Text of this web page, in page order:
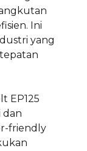
Ini
yang
EP125
dan
friendly